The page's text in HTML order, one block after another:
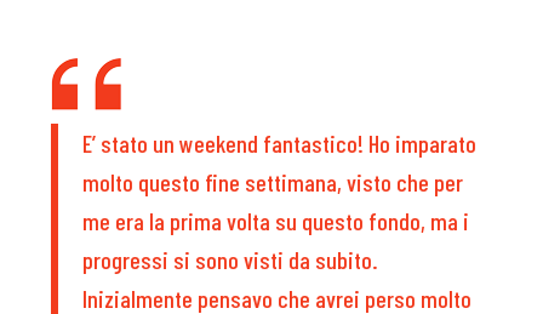
E’ stato un weekend fantastico! Ho imparato
molto questo fine settimana, visto che per
me era la prima volta su questo fondo, ma i
progressi si sono visti da subito.
Inizialmente pensavo che avrei perso molto